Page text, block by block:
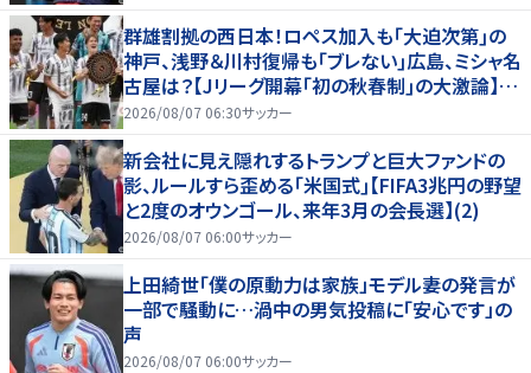
群雄割拠の西日本！ロペス加入も｢大迫次第｣の
神戸、浅野＆川村復帰も｢ブレない｣広島、ミシャ名
古屋は？【Jリーグ開幕｢初の秋春制｣の大激論】
(2)
2026/08/07 06:30サッカー
新会社に見え隠れするトランプと巨大ファンドの
影、ルールすら歪める｢米国式｣【FIFA3兆円の野望
と2度のオウンゴール、来年3月の会長選】(2)
2026/08/07 06:00サッカー
上田綺世「僕の原動力は家族」モデル妻の発言が
一部で騒動に…渦中の男気投稿に「安心です」の
声
2026/08/07 06:00サッカー